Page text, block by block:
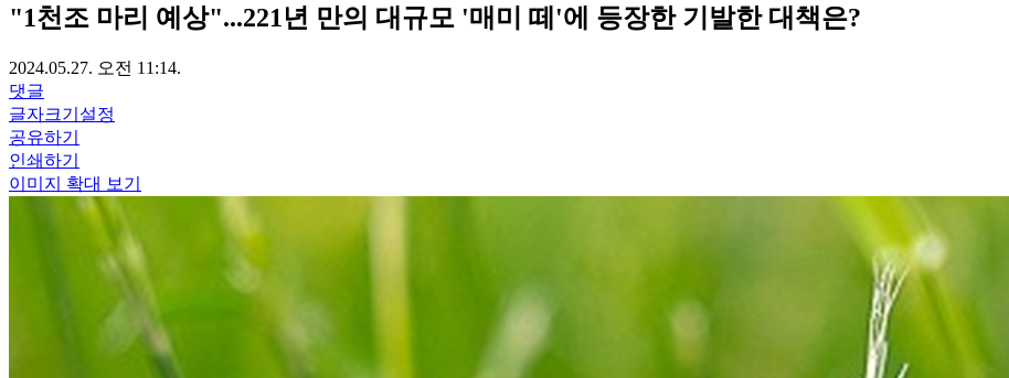
"1천조 마리 예상"...221년 만의 대규모 '매미 떼'에 등장한 기발한 대책은?
2024.05.27. 오전 11:14.
댓글
글자크기설정
공유하기
인쇄하기
이미지 확대 보기